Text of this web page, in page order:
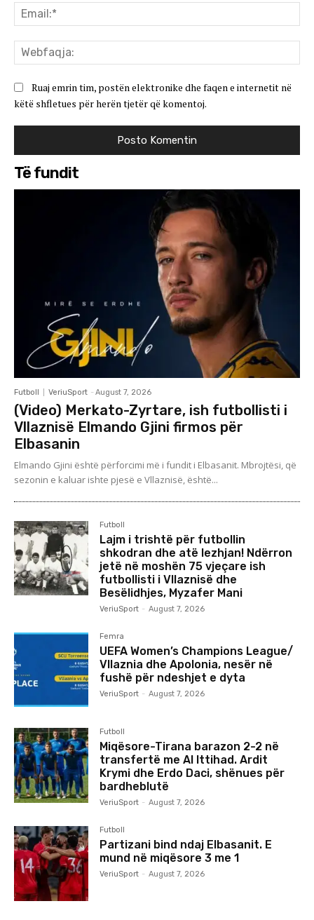
Ruaj emrin tim, postën elektronike dhe faqen e internetit në
këtë shfletues për herën tjetër që komentoj.
Të fundit
Futboll VeriuSport - August 7, 2026
(Video) Merkato-Zyrtare, ish futbollisti i
Vllaznisë Elmando Gjini firmos për
Elbasanin
Elmando Gjini është përforcimi më i fundit i Elbasanit. Mbrojtësi, që
sezonin e kaluar ishte pjesë e Vllaznisë, është...
Futboll
Lajm i trishtë për futbollin
shkodran dhe atë lezhjan! Ndërron
jetë në moshën 75 vjeçare ish
futbollisti i Vllaznisë dhe
Besëlidhjes, Myzafer Mani
VeriuSport - August 7, 2026
Femra
UEFA Women’s Champions League/
Vllaznia dhe Apolonia, nesër në
fushë për ndeshjet e dyta
VeriuSport - August 7, 2026
Futboll
Miqësore-Tirana barazon 2-2 në
transfertë me Al Ittihad. Ardit
Krymi dhe Erdo Daci, shënues për
bardheblutë
VeriuSport - August 7, 2026
Futboll
Partizani bind ndaj Elbasanit. E
mund në miqësore 3 me 1
VeriuSport - August 7, 2026